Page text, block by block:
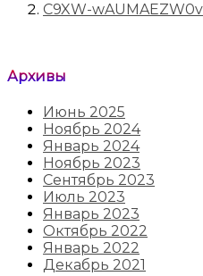
C9XW-wAUMAEZW0v
Архивы
Июнь 2025
Ноябрь 2024
Январь 2024
Ноябрь 2023
Сентябрь 2023
Июль 2023
Январь 2023
Октябрь 2022
Январь 2022
Декабрь 2021